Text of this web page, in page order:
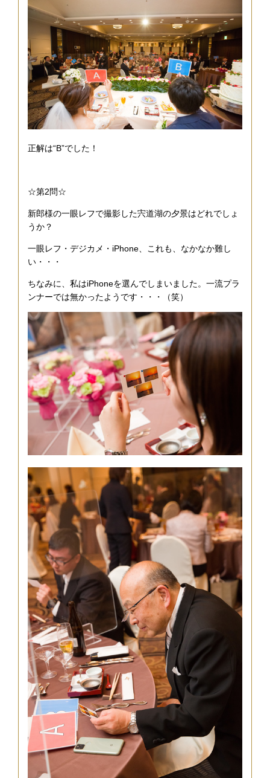
正解は“B”でした！
☆第2問☆
新郎様の一眼レフで撮影した宍道湖の夕景はどれでしょ
うか？
一眼レフ・デジカメ・iPhone、これも、なかなか難し
い・・・
ちなみに、私はiPhoneを選んでしまいました。一流プラ
ンナーでは無かったようです・・・（笑）